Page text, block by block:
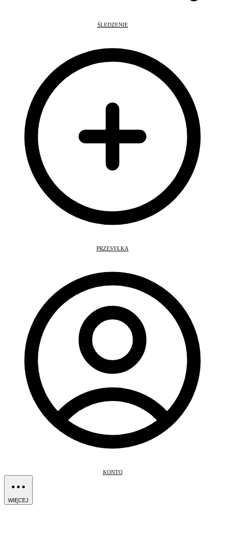
ŚLEDZENIE
PRZESYŁKA
KONTO
WIĘCEJ